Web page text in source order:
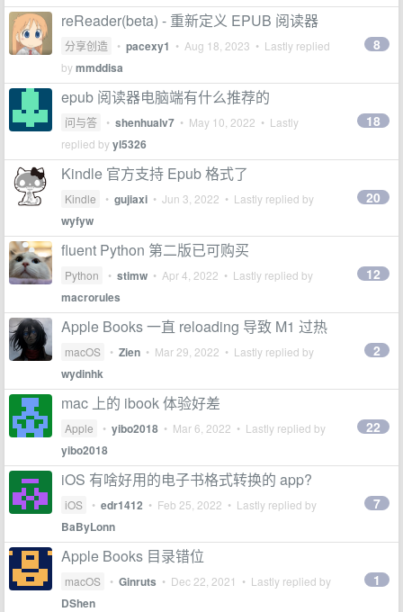
reReader(beta) - 重新定义 EPUB 阅读器
分享创造 • pacexy1 • Aug 18, 2023 • Lastly replied
bymmddisa
8
epub 阅读器电脑端有什么推荐的
问与答 • shenhualv7 • May 10, 2022 • Lastly
replied byyl5326
18
Kindle 官方支持 Epub 格式了
Kindle • gujiaxi • Jun 3, 2022 • Lastly replied by
wyfyw
20
fluent Python 第二版已可购买
Python • stimw • Apr 4, 2022 • Lastly replied by
macrorules
12
Apple Books 一直 reloading 导致 M1 过热
macOS • Zien • Mar 29, 2022 • Lastly replied by
wydinhk
2
mac 上的 ibook 体验好差
Apple • yibo2018 • Mar 6, 2022 • Lastly replied by
yibo2018
22
iOS 有啥好用的电子书格式转换的 app?
iOS • edr1412 • Feb 25, 2022 • Lastly replied by
BaByLonn
7
Apple Books 目录错位
macOS • Ginruts • Dec 22, 2021 • Lastly replied by
DShen
1